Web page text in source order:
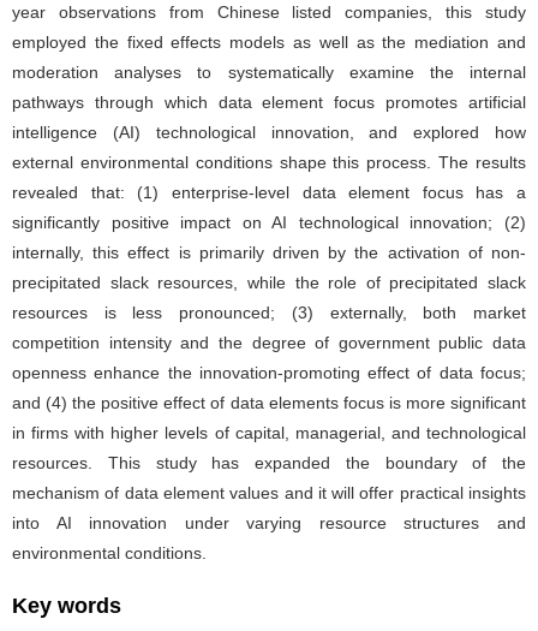
year observations from Chinese listed companies, this study
employed the fixed effects models as well as the mediation and
moderation analyses to systematically examine the internal
pathways through which data element focus promotes artificial
intelligence (AI) technological innovation, and explored how
external environmental conditions shape this process. The results
revealed that: (1) enterprise-level data element focus has a
significantly positive impact on AI technological innovation; (2)
internally, this effect is primarily driven by the activation of non-
precipitated slack resources, while the role of precipitated slack
resources is less pronounced; (3) externally, both market
competition intensity and the degree of government public data
openness enhance the innovation-promoting effect of data focus;
and (4) the positive effect of data elements focus is more significant
in firms with higher levels of capital, managerial, and technological
resources. This study has expanded the boundary of the
mechanism of data element values and it will offer practical insights
into AI innovation under varying resource structures and
environmental conditions.
Key words